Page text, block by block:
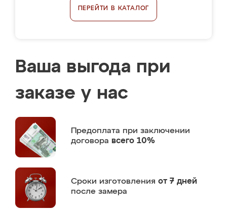
ПЕРЕЙТИ В КАТАЛОГ
Ваша выгода при
заказе у нас
Предоплата при заключении
договора всего 10%
Сроки изготовления от 7 дней
после замера